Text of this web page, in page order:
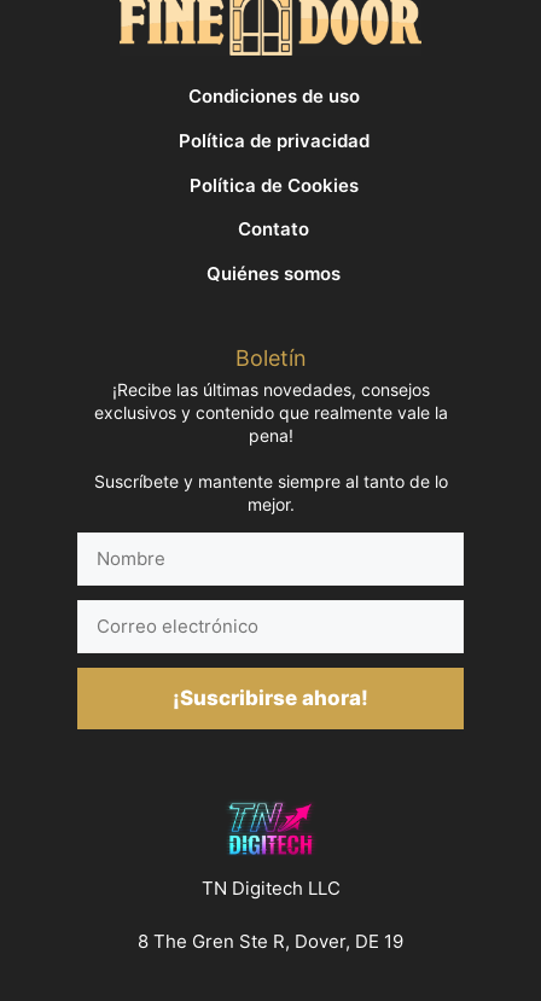
Condiciones de uso
Política de privacidad
Política de Cookies
Contato
Quiénes somos
Boletín
¡Recibe las últimas novedades, consejos
exclusivos y contenido que realmente vale la
pena!
Suscríbete y mantente siempre al tanto de lo
mejor.
electrónico
¡Suscribirse ahora!
TN Digitech LLC
8 The Gren Ste R, Dover, DE 19